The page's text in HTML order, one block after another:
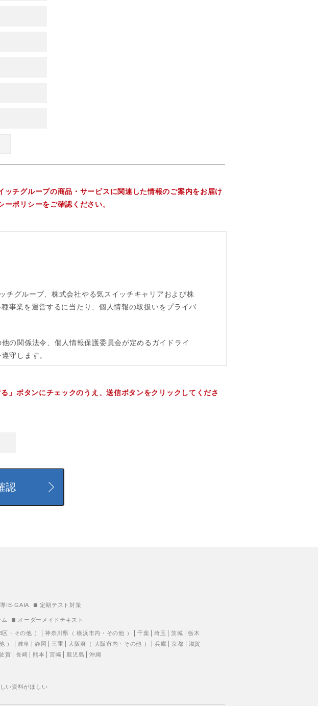
チグループの商品・サービスに関連した情報のご案内をお届け
ポリシーをご確認ください。
」ボタンにチェックのうえ、送信ボタンをクリックしてくださ
IE-GAIA 定期テスト対策
オーダーメイドテキスト
区 ・ その他 ） 神奈川県 （横浜市内 ・ その他 ） 千葉 埼玉 茨城
栃木
） 岐阜 静岡 三重 大阪府 （ 大阪市内 ・ その他 ） 兵庫 京都
滋賀
賀 長崎 熊本 宮崎 鹿児島 沖縄
い資料がほしい